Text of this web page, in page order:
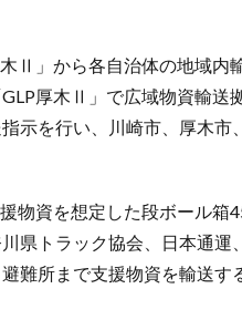
Ⅱ」から各自治体の地域内
厚木Ⅱ」で広域物資輸送
示を行い、川崎市、厚木
物資を想定した段ボール
県トラック協会、日本通
難所まで支援物資を輸送す